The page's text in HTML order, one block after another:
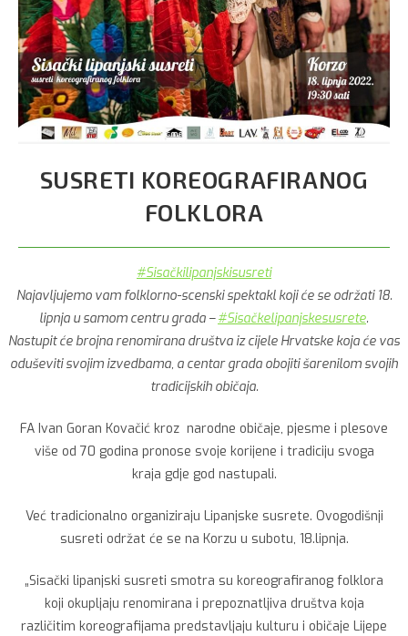
SUSRETI KOREOGRAFIRANOG
FOLKLORA
#Sisačkilipanjskisusreti
Najavljujemo vam folklorno-scenski spektakl koji će se održati 18.
lipnja u samom centru grada –#Sisačkelipanjskesusrete.
Nastupit će brojna renomirana društva iz cijele Hrvatske koja će vas
oduševiti svojim izvedbama, a centar grada obojiti šarenilom svojih
tradicijskih običaja.
FA Ivan Goran Kovačić kroz narodne običaje, pjesme i plesove
više od 70 godina pronose svoje korijene i tradiciju svoga
kraja gdje god nastupali.
Već tradicionalno organiziraju Lipanjske susrete. Ovogodišnji
susreti održat će se na Korzu u subotu, 18.lipnja.
„Sisački lipanjski susreti smotra su koreografiranog folklora
koji okupljaju renomirana i prepoznatljiva društva koja
različitim koreografijama predstavljaju kulturu i običaje Lijepe